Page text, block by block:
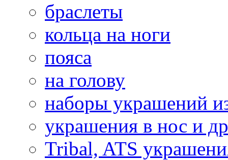
браслеты
кольца на ноги
пояса
на голову
наборы украшений
украшения в нос и
Tribal, ATS